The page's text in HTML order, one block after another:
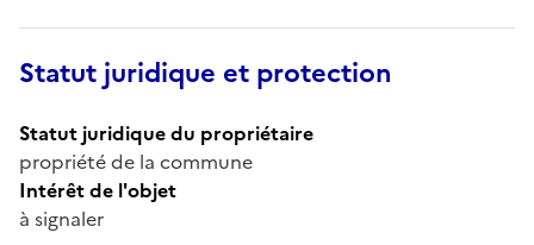
Statut juridique et protection
Statut juridique du propriétaire
propriété de la commune
Intérêt de l'objet
à signaler